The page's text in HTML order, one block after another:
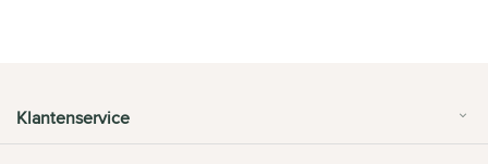
Klantenservice